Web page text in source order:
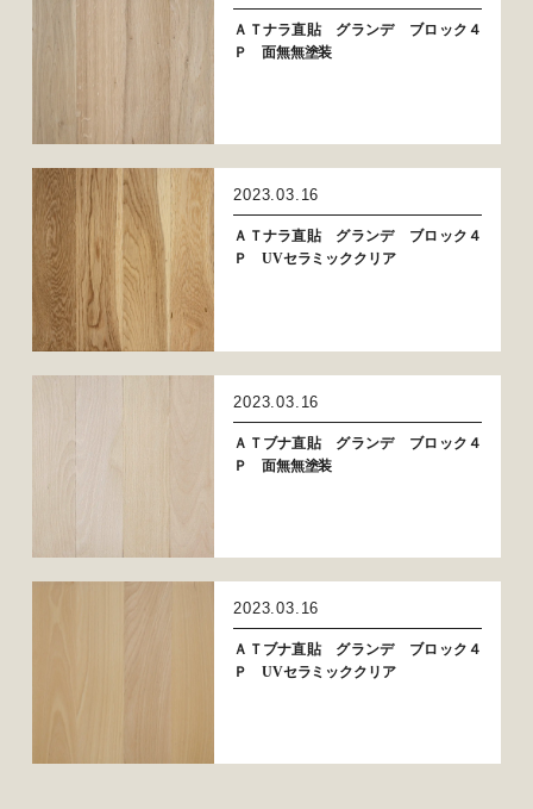
ＡＴナラ直貼 グランデ ブロック４
Ｐ 面無無塗装
2023.03.16
ＡＴナラ直貼 グランデ ブロック４
Ｐ UVセラミッククリア
2023.03.16
ＡＴブナ直貼 グランデ ブロック４
Ｐ 面無無塗装
2023.03.16
ＡＴブナ直貼 グランデ ブロック４
Ｐ UVセラミッククリア